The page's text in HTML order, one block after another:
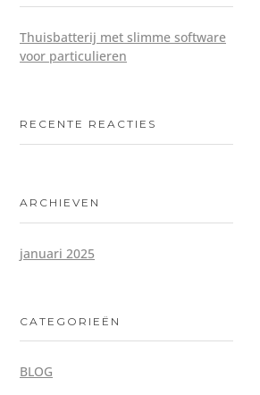
Thuisbatterij met slimme software
voor particulieren
RECENTE REACTIES
ARCHIEVEN
januari 2025
CATEGORIEËN
BLOG